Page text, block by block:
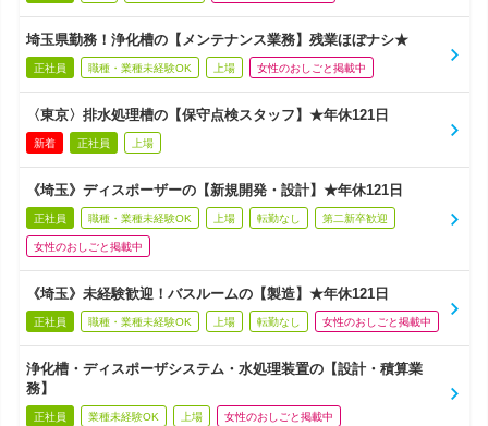
埼玉県勤務！浄化槽の【メンテナンス業務】残業ほぼナシ★
正社員 職種・業種未経験OK 上場 女性のおしごと掲載中
〈東京〉排水処理槽の【保守点検スタッフ】★年休121日
新着 正社員 上場
《埼玉》ディスポーザーの【新規開発・設計】★年休121日
正社員 職種・業種未経験OK 上場 転勤なし 第二新卒歓迎
女性のおしごと掲載中
《埼玉》未経験歓迎！バスルームの【製造】★年休121日
正社員 職種・業種未経験OK 上場 転勤なし 女性のおしごと掲載中
浄化槽・ディスポーザシステム・水処理装置の【設計・積算業
務】
正社員 業種未経験OK 上場 女性のおしごと掲載中